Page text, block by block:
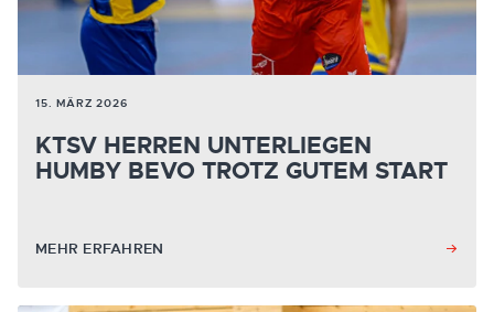
15. MÄRZ 2026
KTSV HERREN UNTERLIEGEN
HUMBY BEVO TROTZ GUTEM START
MEHR ERFAHREN